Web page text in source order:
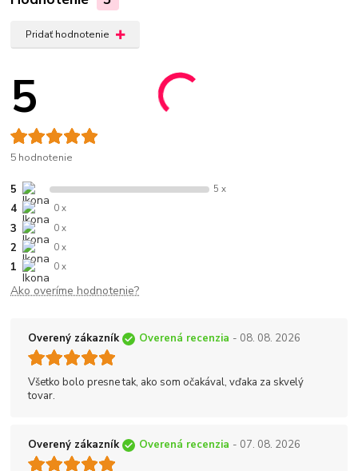
Pridať hodnotenie
5
5 hodnotenie
5 5 x
4 0 x
3 0 x
2 0 x
1 0 x
Ako overíme hodnotenie?
Overený zákazník Overená recenzia - 08. 08. 2026
Všetko bolo presne tak, ako som očakával, vďaka za skvelý
tovar.
Overený zákazník Overená recenzia - 07. 08. 2026